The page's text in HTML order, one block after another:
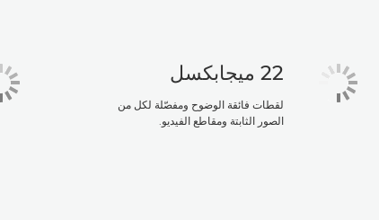
22 ميجابكسل
لقطات فائقة الوضوح ومفصّلة لكل من
الصور الثابتة ومقاطع الفيديو.